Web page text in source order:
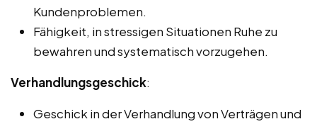
Kundenproblemen.
Fähigkeit, in stressigen Situationen Ruhe zu
bewahren und systematisch vorzugehen.
Verhandlungsgeschick:
Geschick in der Verhandlung von Verträgen und